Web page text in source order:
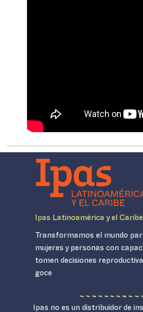
Ipas Latinoamérica y el Caribe
Transformamos el mundo
mujeres y personas con
tomen decisiones
goce
Ipas no es un distribuidor de